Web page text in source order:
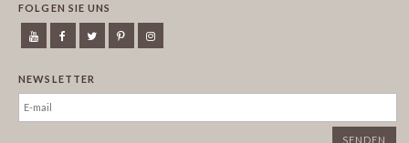
FOLGEN SIE UNS
NEWSLETTER